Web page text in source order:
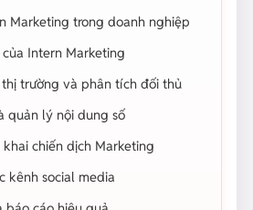
Marketing trong doanh nghiệp
Intern Marketing
thị trường và phân tích đối thủ
quản lý nội dung số
chiến dịch Marketing
kênh social media